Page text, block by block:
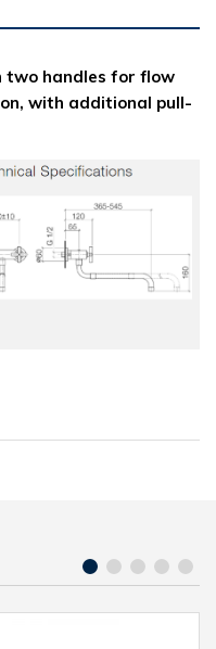
handles for flow
with additional pull-